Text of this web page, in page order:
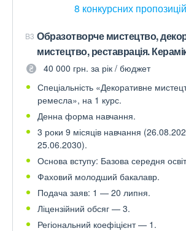
8 конкурсних пропозицій
B3 Образотворче мистецтво,
мистецтво, реставрація.
40 000 грн. за рік / бюджет
Спеціальність «Декоративне
ремесла», на 1 курс.
Денна форма навчання.
3 роки 9 місяців навчання
25.06.2030).
Основа вступу: Базова середня
Фаховий молодший бакалавр.
Подача заяв: 1 — 20 липня.
Ліцензійний обсяг — 3.
Регіональний коефіцієнт — 1.